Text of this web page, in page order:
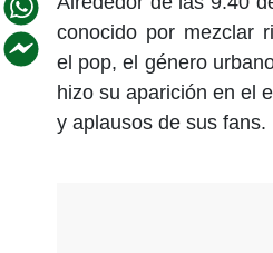
conocido por mezclar
el pop, el género
hizo su aparición en el
y aplausos de sus fans.